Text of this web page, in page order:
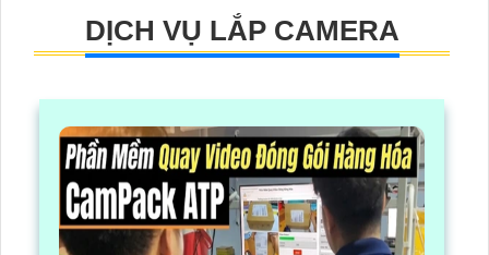
DỊCH VỤ LẮP CAMERA